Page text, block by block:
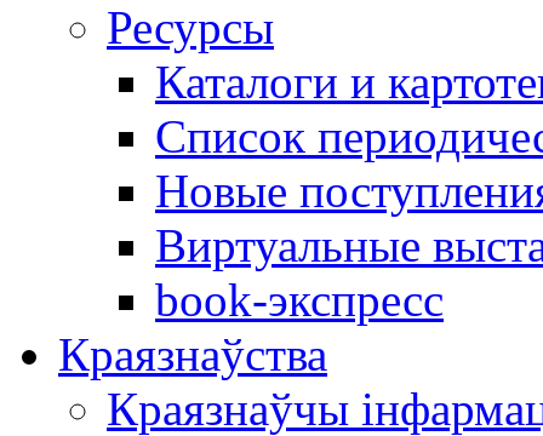
Ресурсы
Каталоги и
Список
Новые
Виртуальные
book-экспресс
Краязнаўства
Краязнаўчы